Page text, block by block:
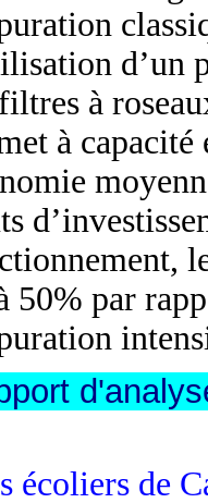
d’un
à
à capacité
50% par
écoliers de